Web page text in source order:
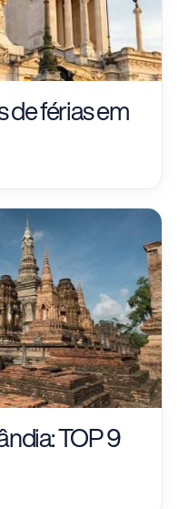
de férias em
TOP 9